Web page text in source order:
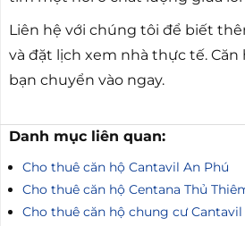
Liên hệ với chúng tôi để biết
và đặt lịch xem nhà thực tế. Căn
bạn chuyển vào ngay.
Danh mục liên quan:
Cho thuê căn hộ Cantavil An Phú
Cho thuê căn hộ Centana Thủ
Cho thuê căn hộ chung cư